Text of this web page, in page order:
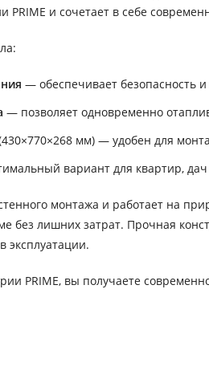
PRIME и сочетает в себе
— обеспечивает безопасность
— позволяет одновременно
мм) — удобен для
вариант для квартир,
монтажа и работает на
без лишних затрат. Прочная
эксплуатации.
PRIME, вы получаете